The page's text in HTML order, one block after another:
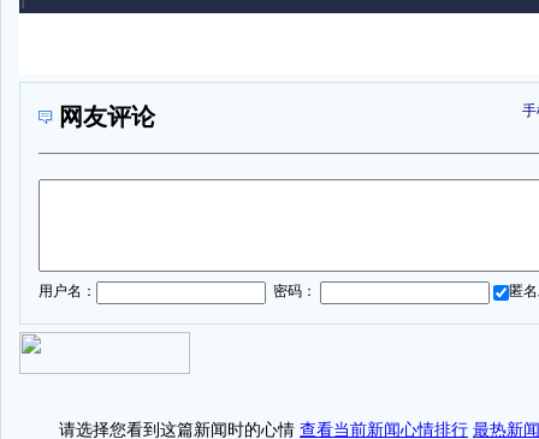
网友评论
用户名： 密码： 匿